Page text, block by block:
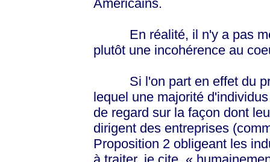
Américains.
En réalité, il n'y a pas
plutôt une incohérence au
Si l'on part en effet du
lequel une majorité
de regard sur la façon dont
dirigent des entreprises
Proposition 2 obligeant les